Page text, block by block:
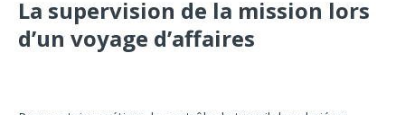
La supervision de la mission lors
d’un voyage d’affaires